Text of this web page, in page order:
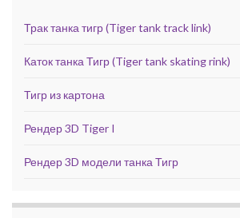
Трак танка тигр (Tiger tank track link)
Каток танка Тигр (Tiger tank skating rink)
Тигр из картона
Рендер 3D Tiger I
Рендер 3D модели танка Тигр